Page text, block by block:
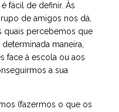
fácil de definir. Às
de amigos nos dá,
quais percebemos que
maneira,
face à escola ou aos
a sua
(fazermos o que os